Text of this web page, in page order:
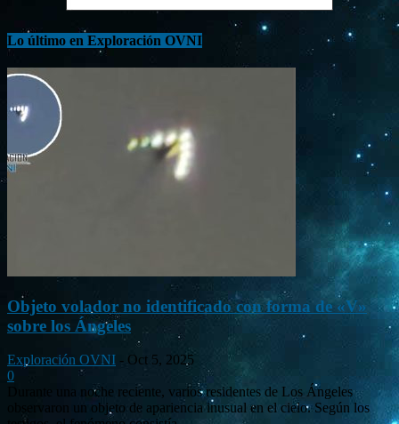
Lo último en Exploración OVNI
Objeto volador no identificado con forma de «V»
sobre los Ángeles
Exploración OVNI - Oct 5, 2025
0
Durante una noche reciente, varios residentes de Los Ángeles
observaron un objeto de apariencia inusual en el cielo. Según los